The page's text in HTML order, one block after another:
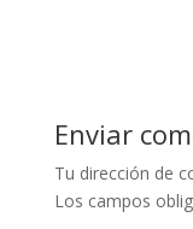
Enviar
Tu dirección de
Los campos